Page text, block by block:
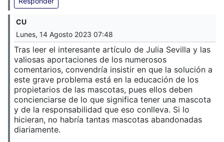
CU
Lunes, 14 Agosto 2023 07:48
Tras leer el interesante artículo de Julia Sevilla y las
valiosas aportaciones de los numerosos
comentarios, convendría insistir en que la solución a
este grave problema está en la educación de los
propietarios de las mascotas, pues ellos deben
concienciarse de lo que significa tener una mascota
y de la responsabilidad que eso conlleva. Si lo
hicieran, no habría tantas mascotas abandonadas
diariamente.